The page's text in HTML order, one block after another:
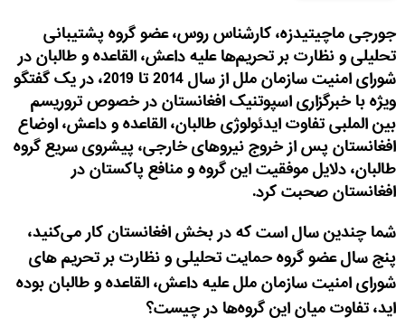
جورجی ماچیتیدزه، کارشناس روس، عضو گروه پشتیبانی
تحلیلی و نظارت بر تحریم‌ها علیه داعش، القاعده و طالبان در
شورای امنیت سازمان ملل از سال 2014 تا 2019، در یک گفتگو
ویژه با خبرگزاری اسپوتنیک افغانستان در خصوص تروریسم
بین الملبی تفاوت ایدئولوژی طالبان، القاعده و داعش، اوضاع
افغانستان پس از خروج نیروهای خارجی، پیشروی سریع گروه
طالبان، دلایل موفقیت این گروه و منافع پاکستان در
افغانستان صحبت کرد.
شما چندین سال است که در بخش افغانستان کار می‌کنید،
پنج سال عضو گروه حمایت تحلیلی و نظارت بر تحریم های
شورای امنیت سازمان ملل علیه داعش، القاعده و طالبان بوده
اید، تفاوت میان این گروه‌ها در چیست؟